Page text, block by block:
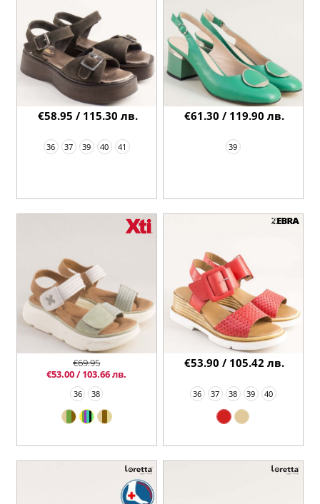
36 37 39 40 41
€58.95 / 115.30 лв.
39
€61.30 / 119.90 лв.
36 38
€69.95
€53.00 / 103.66 лв.
36 37 38 39 40
€53.90 / 105.42 лв.